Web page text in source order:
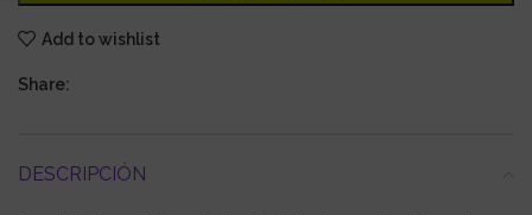
Add to wishlist
Share:
DESCRIPCIÓN